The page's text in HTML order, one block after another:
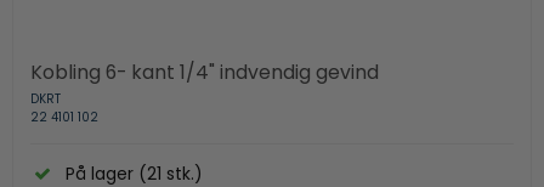
Kobling 6- kant 1/4" indvendig gevind
DKRT
22 4101 102
På lager (21 stk.)